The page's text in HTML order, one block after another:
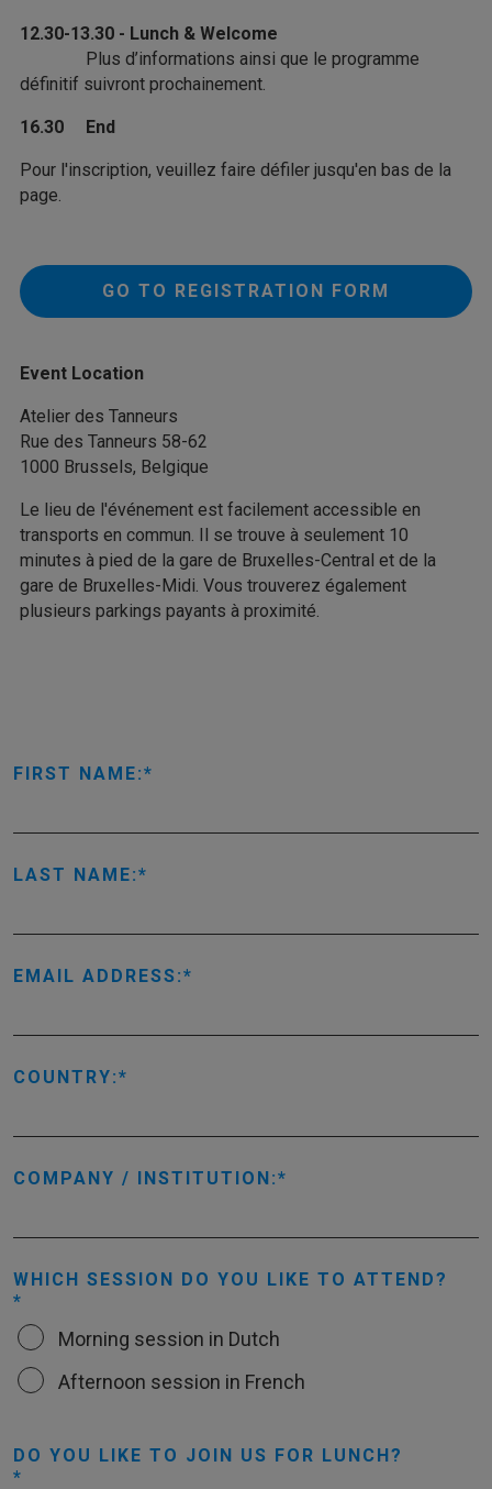
12.30-13.30 - Lunch & Welcome
Plus d’informations ainsi que le programme
définitif suivront prochainement.
16.30 End
Pour l'inscription, veuillez faire défiler jusqu'en bas de la
page.
GO TO REGISTRATION FORM
Event Location
Atelier des Tanneurs
Rue des Tanneurs 58-62
1000 Brussels, Belgique
Le lieu de l'événement est facilement accessible en
transports en commun. Il se trouve à seulement 10
minutes à pied de la gare de Bruxelles-Central et de la
gare de Bruxelles-Midi. Vous trouverez également
plusieurs parkings payants à proximité.
FIRST NAME:
LAST NAME:
EMAIL ADDRESS:
COUNTRY:
COMPANY / INSTITUTION:
WHICH SESSION DO YOU LIKE TO ATTEND?
Morning session in Dutch
Afternoon session in French
DO YOU LIKE TO JOIN US FOR LUNCH?